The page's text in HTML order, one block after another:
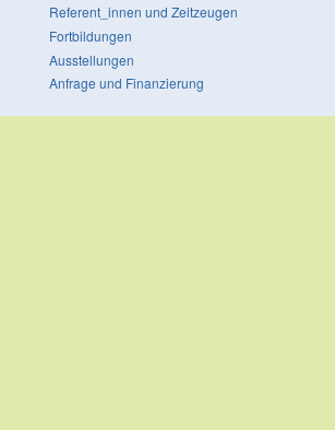
Referent_innen und Zeitzeugen
Fortbildungen
Ausstellungen
Anfrage und Finanzierung